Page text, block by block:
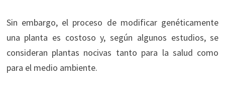
Sin embargo, el proceso de modificar genéticamente
una planta es costoso y, según algunos estudios, se
consideran plantas nocivas tanto para la salud como
para el medio ambiente.